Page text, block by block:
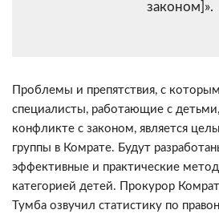
законом]».
Проблемы и препятствия, с
специалисты, работающие с
конфликте с законом, является
группы в Комрате. Будут
эффективные и практические
категорией детей. Прокурор
Тумба озвучил статистику по